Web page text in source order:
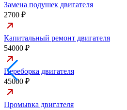
Замена подушек двигателя
2700 ₽
Капитальный ремонт двигателя
54000 ₽
Переборка двигателя
45000 ₽
Промывка двигателя